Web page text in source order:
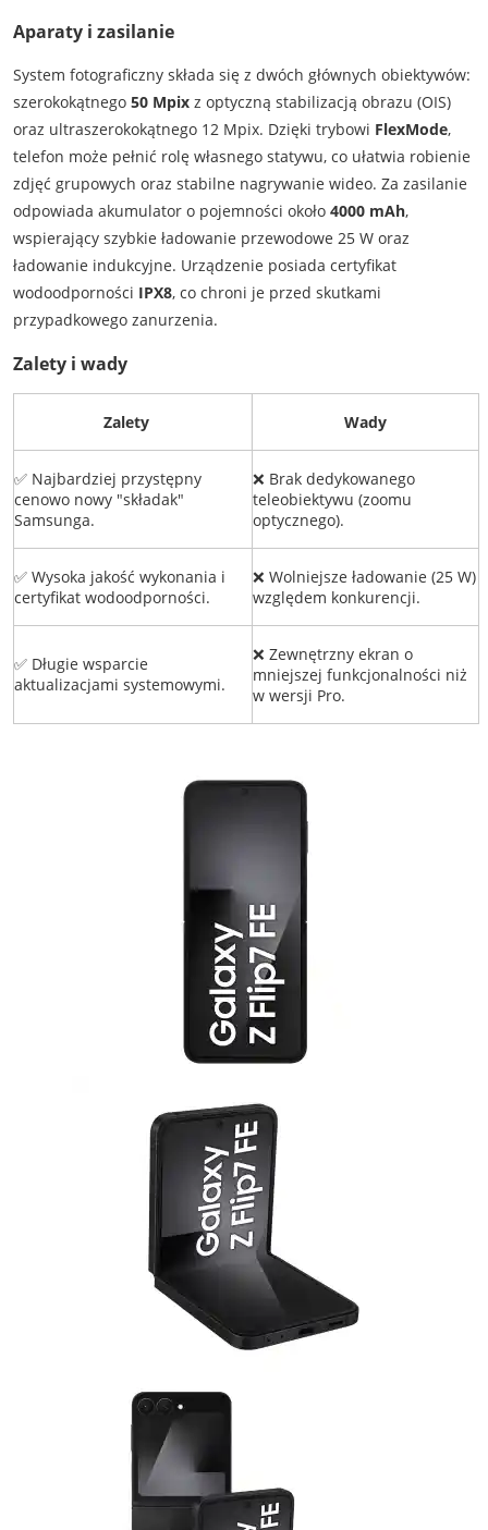
Aparaty i zasilanie
System fotograficzny składa się z dwóch głównych obiektywów:
szerokokątnego 50 Mpixz optyczną stabilizacją obrazu (OIS)
oraz ultraszerokokątnego 12 Mpix. Dzięki trybowi FlexMode,
telefon może pełnić rolę własnego statywu, co ułatwia robienie
zdjęć grupowych oraz stabilne nagrywanie wideo. Za zasilanie
odpowiada akumulator o pojemności około 4000 mAh,
wspierający szybkie ładowanie przewodowe 25 W oraz
ładowanie indukcyjne. Urządzenie posiada certyfikat
wodoodporności IPX8, co chroni je przed skutkami
przypadkowego zanurzenia.
Zalety i wady
Zalety Wady
✅ Najbardziej przystępny
cenowo nowy "składak"
Samsunga.
❌ Brak dedykowanego
teleobiektywu (zoomu
optycznego).
✅ Wysoka jakość wykonania i
certyfikat wodoodporności.
❌ Wolniejsze ładowanie (25 W)
względem konkurencji.
✅ Długie wsparcie
aktualizacjami systemowymi.
❌ Zewnętrzny ekran o
mniejszej funkcjonalności niż
w wersji Pro.